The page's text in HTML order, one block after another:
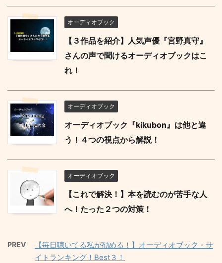
オーディオブック
【３作品を紹介】人気声優『宮野真守』
さんの声で聞けるオーディオブックはこ
れ！
オーディオブック
オーディオブック『kikubon』は他と違
う！４つの視点から解説！
オーディオブック
【これで解決！】本を読むのが苦手な人
へ！たった２つの対策！
PREV
【毎日聴いてる私が勧める！】オーディオブック・サ
イトランキング！Best３！